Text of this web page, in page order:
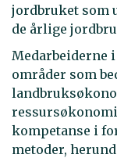
jordbruket som
de årlige
Medarbeiderne
områder som
kompetanse i
metoder,